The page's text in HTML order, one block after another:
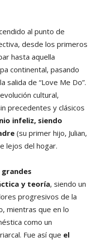
al punto de
desde los primeros
hasta aquella
continental, pasando
salida de “Love Me Do”.
cultural,
precedentes y clásicos
infeliz, siendo
(su primer hijo, Julian,
lejos del hogar.
grandes
y teoría, siendo un
progresivos de la
mientras que en lo
como un
Fue así que el